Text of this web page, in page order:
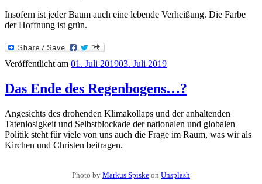
Insofern ist jeder Baum auch eine lebende Verheißung. Die Farbe
der Hoffnung ist grün.
Veröffentlicht am 01. Juli 201903. Juli 2019
Das Ende des Regenbogens…?
Angesichts des drohenden Klimakollaps und der anhaltenden
Tatenlosigkeit und Selbstblockade der nationalen und globalen
Politik steht für viele von uns auch die Frage im Raum, was wir als
Kirchen und Christen beitragen.
Photo by Markus Spiske on Unsplash